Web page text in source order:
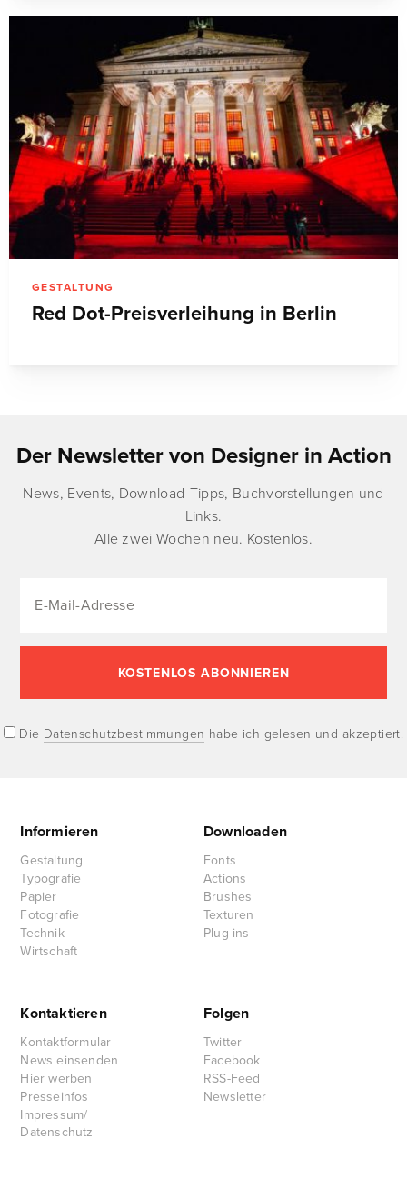
GESTALTUNG
Red Dot-Preisverleihung in Berlin
Der Newsletter von Designer in Action
News, Events, Download-Tipps, Buchvorstellungen und
Links.
Alle zwei Wochen neu. Kostenlos.
Die Datenschutzbestimmungen habe ich gelesen und akzeptiert.
Informieren
Gestaltung
Typografie
Papier
Fotografie
Technik
Wirtschaft
Downloaden
Fonts
Actions
Brushes
Texturen
Plug-ins
Kontaktieren
Kontaktformular
News einsenden
Hier werben
Presseinfos
Impressum/
Datenschutz
Folgen
Twitter
Facebook
RSS-Feed
Newsletter